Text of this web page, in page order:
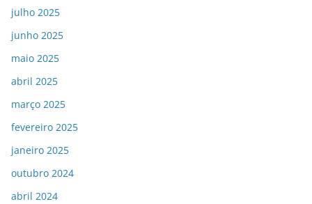
julho 2025
junho 2025
maio 2025
abril 2025
março 2025
fevereiro 2025
janeiro 2025
outubro 2024
abril 2024